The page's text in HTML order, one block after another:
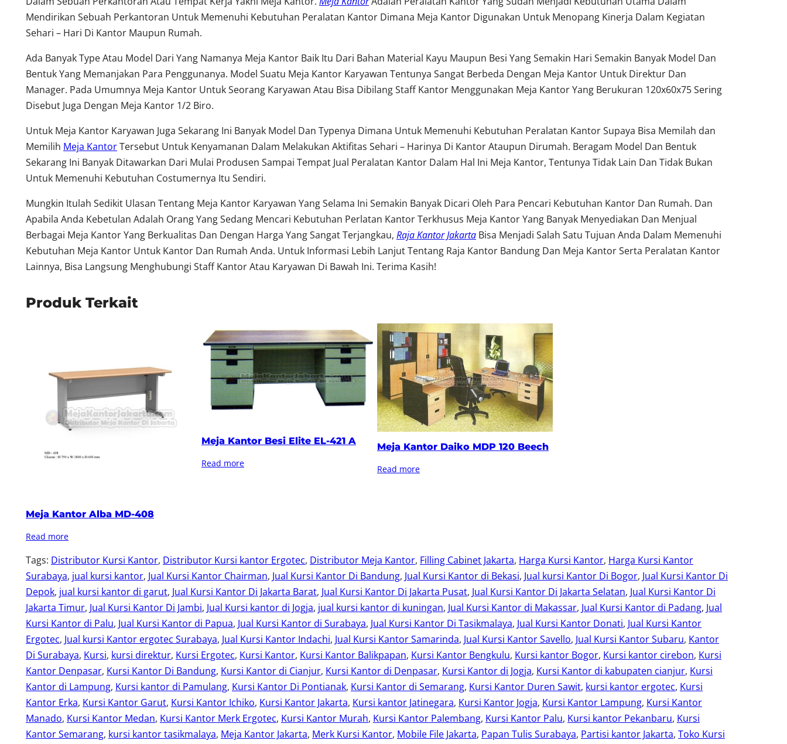
Mendirikan Sebuah Perkantoran Untuk Memenuhi Kebutuhan Peralatan Kantor Dimana Meja Kantor Digunakan Untuk Menopang Kinerja Dalam Kegiatan
Sehari – Hari Di Kantor Maupun Rumah.
Ada Banyak Type Atau Model Dari Yang Namanya Meja Kantor Baik Itu Dari Bahan Material Kayu Maupun Besi Yang Semakin Hari Semakin Banyak Model Dan
Bentuk Yang Memanjakan Para Penggunanya. Model Suatu Meja Kantor Karyawan Tentunya Sangat Berbeda Dengan Meja Kantor Untuk Direktur Dan
Manager. Pada Umumnya Meja Kantor Untuk Seorang Karyawan Atau Bisa Dibilang Staff Kantor Menggunakan Meja Kantor Yang Berukuran 120x60x75 Sering
Disebut Juga Dengan Meja Kantor 1/2 Biro.
Untuk Meja Kantor Karyawan Juga Sekarang Ini Banyak Model Dan Typenya Dimana Untuk Memenuhi Kebutuhan Peralatan Kantor Supaya Bisa Memilah dan
Memilih Meja KantorTersebut Untuk Kenyamanan Dalam Melakukan Aktifitas Sehari – Harinya Di Kantor Ataupun Dirumah. Beragam Model Dan Bentuk
Sekarang Ini Banyak Ditawarkan Dari Mulai Produsen Sampai Tempat Jual Peralatan Kantor Dalam Hal Ini Meja Kantor, Tentunya Tidak Lain Dan Tidak Bukan
Untuk Memenuhi Kebutuhan Costumernya Itu Sendiri.
Mungkin Itulah Sedikit Ulasan Tentang Meja Kantor Karyawan Yang Selama Ini Semakin Banyak Dicari Oleh Para Pencari Kebutuhan Kantor Dan Rumah. Dan
Apabila Anda Kebetulan Adalah Orang Yang Sedang Mencari Kebutuhan Perlatan Kantor Terkhusus Meja Kantor Yang Banyak Menyediakan Dan Menjual
Berbagai Meja Kantor Yang Berkualitas Dan Dengan Harga Yang Sangat Terjangkau, Raja Kantor Jakarta Bisa Menjadi Salah Satu Tujuan Anda Dalam Memenuhi
Kebutuhan Meja Kantor Untuk Kantor Dan Rumah Anda. Untuk Informasi Lebih Lanjut Tentang Raja Kantor Bandung Dan Meja Kantor Serta Peralatan Kantor
Lainnya, Bisa Langsung Menghubungi Staff Kantor Atau Karyawan Di Bawah Ini. Terima Kasih!
Produk Terkait
Meja Kantor Alba MD-408
Read more
Meja Kantor Besi Elite EL-421 A
Read more
Meja Kantor Daiko MDP 120 Beech
Read more
Tags: Distributor Kursi Kantor, Distributor Kursi kantor Ergotec, Distributor Meja Kantor, Filling Cabinet Jakarta, Harga Kursi Kantor, Harga Kursi Kantor
Surabaya, jual kursi kantor, Jual Kursi Kantor Chairman, Jual Kursi Kantor Di Bandung, Jual Kursi Kantor di Bekasi, Jual kursi Kantor Di Bogor, Jual Kursi Kantor Di
Depok, jual kursi kantor di garut, Jual Kursi Kantor Di Jakarta Barat, Jual Kursi Kantor Di Jakarta Pusat, Jual Kursi Kantor Di Jakarta Selatan, Jual Kursi Kantor Di
Jakarta Timur, Jual Kursi Kantor Di Jambi, Jual Kursi kantor di Jogja, jual kursi kantor di kuningan, Jual Kursi Kantor di Makassar, Jual Kursi Kantor di Padang, Jual
Kursi Kantor di Palu, Jual Kursi Kantor di Papua, Jual Kursi Kantor di Surabaya, Jual Kursi Kantor Di Tasikmalaya, Jual Kursi Kantor Donati, Jual Kursi Kantor
Ergotec, Jual kursi Kantor ergotec Surabaya, Jual Kursi Kantor Indachi, Jual Kursi Kantor Samarinda, Jual Kursi Kantor Savello, Jual Kursi Kantor Subaru, Kantor
Di Surabaya, Kursi, kursi direktur, Kursi Ergotec, Kursi Kantor, Kursi Kantor Balikpapan, Kursi Kantor Bengkulu, Kursi kantor Bogor, Kursi kantor cirebon, Kursi
Kantor Denpasar, Kursi Kantor Di Bandung, Kursi Kantor di Cianjur, Kursi Kantor di Denpasar, Kursi Kantor di Jogja, Kursi Kantor di kabupaten cianjur, Kursi
Kantor di Lampung, Kursi kantor di Pamulang, Kursi Kantor Di Pontianak, Kursi Kantor di Semarang, Kursi Kantor Duren Sawit, kursi kantor ergotec, Kursi
Kantor Erka, Kursi Kantor Garut, Kursi Kantor Ichiko, Kursi Kantor Jakarta, Kursi kantor Jatinegara, Kursi Kantor Jogja, Kursi Kantor Lampung, Kursi Kantor
Manado, Kursi Kantor Medan, Kursi Kantor Merk Ergotec, Kursi Kantor Murah, Kursi Kantor Palembang, Kursi Kantor Palu, Kursi kantor Pekanbaru, Kursi
Kantor Semarang, kursi kantor tasikmalaya, Meja Kantor Jakarta, Merk Kursi Kantor, Mobile File Jakarta, Papan Tulis Surabaya, Partisi kantor Jakarta, Toko Kursi